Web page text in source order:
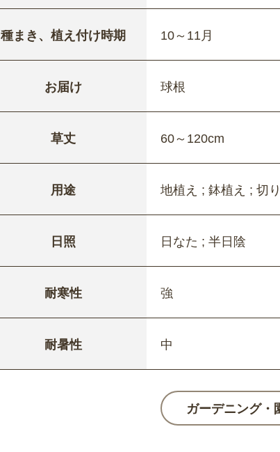
種まき、植え付け時期 10～11月
お届け 球根
草丈 60～120cm
用途 地植え ; 鉢植え ; 切
日照 日なた ; 半日陰
耐寒性 強
耐暑性 中
ガーデニング・